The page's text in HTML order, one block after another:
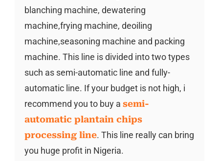
blanching machine, dewatering
machine,frying machine, deoiling
machine,seasoning machine and packing
machine. This line is divided into two types
such as semi-automatic line and fully-
automatic line. If your budget is not high, i
recommend you to buy a semi-
automatic plantain chips
processing line. This line really can bring
you huge profit in Nigeria.